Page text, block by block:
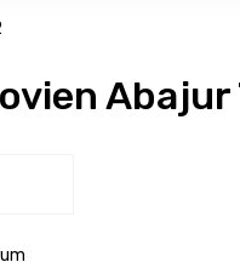
Abajur